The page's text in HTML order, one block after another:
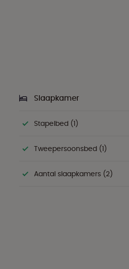
Slaapkamer
Stapelbed (1)
Tweepersoonsbed (1)
Aantal slaapkamers (2)